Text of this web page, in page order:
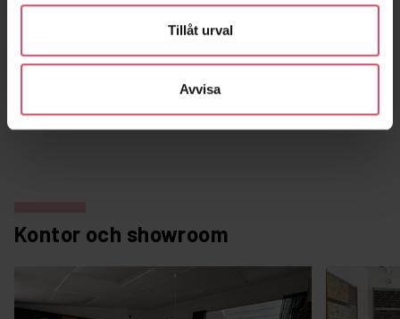
Tillåt urval
Avvisa
expand_moreVisa fler
Kontor och showroom